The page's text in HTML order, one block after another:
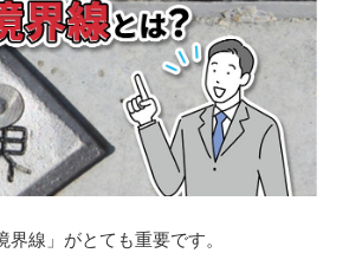
界線」がとても重要です。